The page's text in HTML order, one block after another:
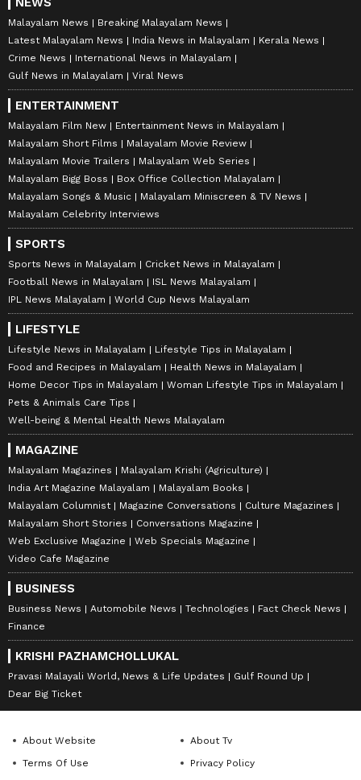
Malayalam News
Breaking Malayalam News
Latest Malayalam News
India News in Malayalam
Kerala News
Crime News
International News in Malayalam
Gulf News in Malayalam
Viral News
ENTERTAINMENT
Malayalam Film New
Entertainment News in Malayalam
Malayalam Short Films
Malayalam Movie Review
Malayalam Movie Trailers
Malayalam Web Series
Malayalam Bigg Boss
Box Office Collection Malayalam
Malayalam Songs & Music
Malayalam Miniscreen & TV News
Malayalam Celebrity Interviews
SPORTS
Sports News in Malayalam
Cricket News in Malayalam
Football News in Malayalam
ISL News Malayalam
IPL News Malayalam
World Cup News Malayalam
LIFESTYLE
Lifestyle News in Malayalam
Lifestyle Tips in Malayalam
Food and Recipes in Malayalam
Health News in Malayalam
Home Decor Tips in Malayalam
Woman Lifestyle Tips in Malayalam
Pets & Animals Care Tips
Well-being & Mental Health News Malayalam
MAGAZINE
Malayalam Magazines
Malayalam Krishi (Agriculture)
India Art Magazine Malayalam
Malayalam Books
Malayalam Columnist
Magazine Conversations
Culture Magazines
Malayalam Short Stories
Conversations Magazine
Web Exclusive Magazine
Web Specials Magazine
Video Cafe Magazine
BUSINESS
Business News Automobile News Technologies
Fact Check News
Finance
KRISHI PAZHAMCHOLLUKAL
Pravasi Malayali World, News & Life Updates
Gulf Round Up
Dear Big Ticket
About Website
About Tv
Terms Of Use
Privacy Policy